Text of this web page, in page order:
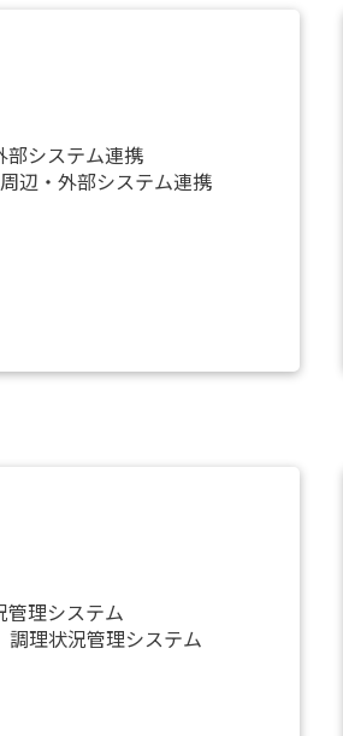
周辺・外部システム連携
調理状況管理システム